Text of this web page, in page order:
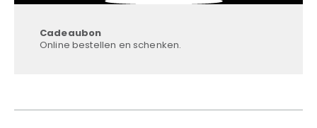
Cadeaubon
Online bestellen en schenken.